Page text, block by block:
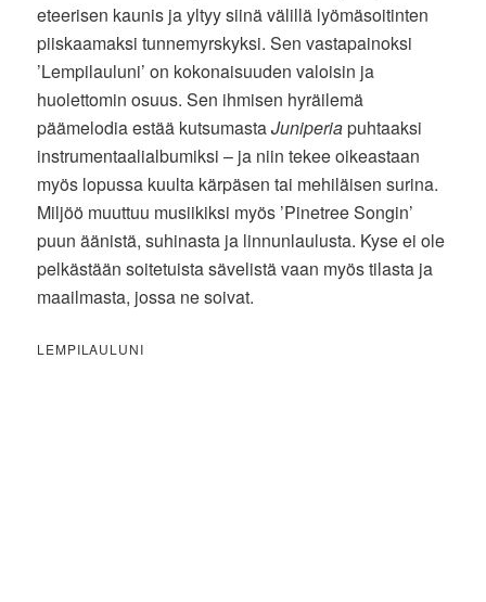
eteerisen kaunis ja yltyy siinä välillä lyömäsoitinten
piiskaamaksi tunnemyrskyksi. Sen vastapainoksi
’Lempilauluni’ on kokonaisuuden valoisin ja
huolettomin osuus. Sen ihmisen hyräilemä
päämelodia estää kutsumastaJuniperiapuhtaaksi
instrumentaalialbumiksi – ja niin tekee oikeastaan
myös lopussa kuulta kärpäsen tai mehiläisen surina.
Miljöö muuttuu musiikiksi myös ’Pinetree Songin’
puun äänistä, suhinasta ja linnunlaulusta. Kyse ei ole
pelkästään soitetuista sävelistä vaan myös tilasta ja
maailmasta, jossa ne soivat.
LEMPILAULUNI